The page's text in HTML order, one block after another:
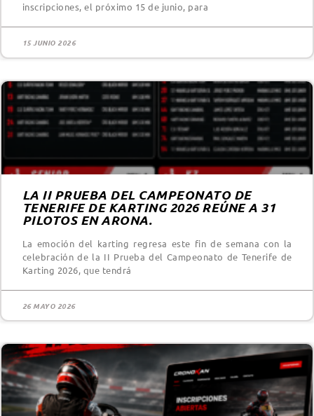
inscripciones, el próximo 15 de junio, para
15 JUNIO 2026
LA II PRUEBA DEL CAMPEONATO DE
TENERIFE DE KARTING 2026 REÚNE A 31
PILOTOS EN ARONA.
La emoción del karting regresa este fin de semana con la
celebración de la II Prueba del Campeonato de Tenerife de
Karting 2026, que tendrá
26 MAYO 2026